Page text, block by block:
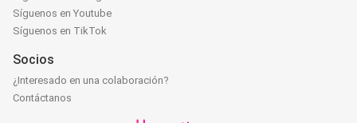
Síguenos en Youtube
Síguenos en TikTok
Socios
¿Interesado en una colaboración?
Contáctanos